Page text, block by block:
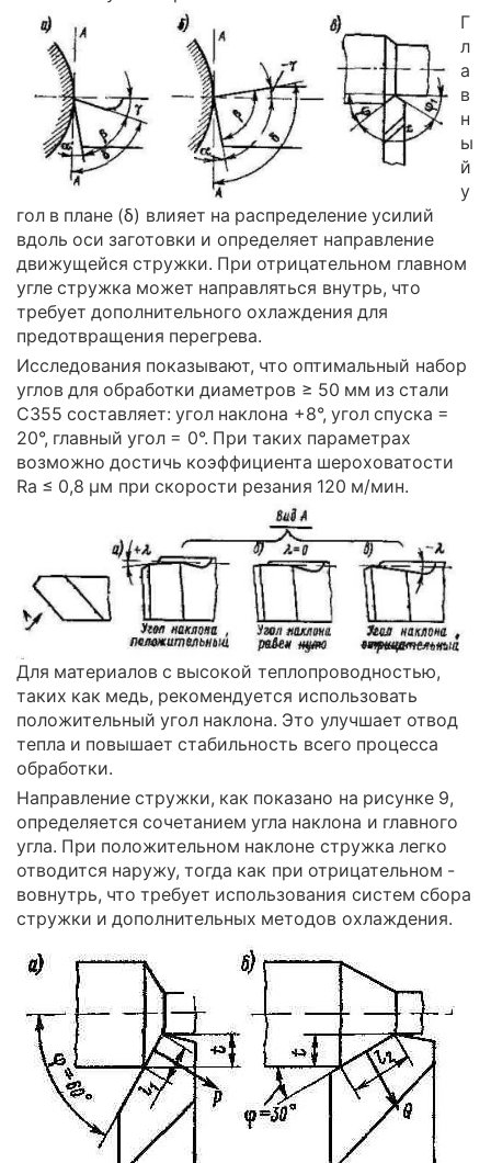
Г
л
а
в
н
ы
й
у
гол в плане (δ) влияет на распределение усилий
вдоль оси заготовки и определяет направление
движущейся стружки. При отрицательном главном
угле стружка может направляться внутрь, что
требует дополнительного охлаждения для
предотвращения перегрева.
Исследования показывают, что оптимальный набор
углов для обработки диаметров ≥ 50 мм из стали
С355 составляет: угол наклона +8°, угол спуска =
20°, главный угол = 0°. При таких параметрах
возможно достичь коэффициента шероховатости
Ra ≤ 0,8 µм при скорости резания 120 м/мин.
Для материалов с высокой теплопроводностью,
таких как медь, рекомендуется использовать
положительный угол наклона. Это улучшает отвод
тепла и повышает стабильность всего процесса
обработки.
Направление стружки, как показано на рисунке 9,
определяется сочетанием угла наклона и главного
угла. При положительном наклоне стружка легко
отводится наружу, тогда как при отрицательном -
вовнутрь, что требует использования систем сбора
стружки и дополнительных методов охлаждения.